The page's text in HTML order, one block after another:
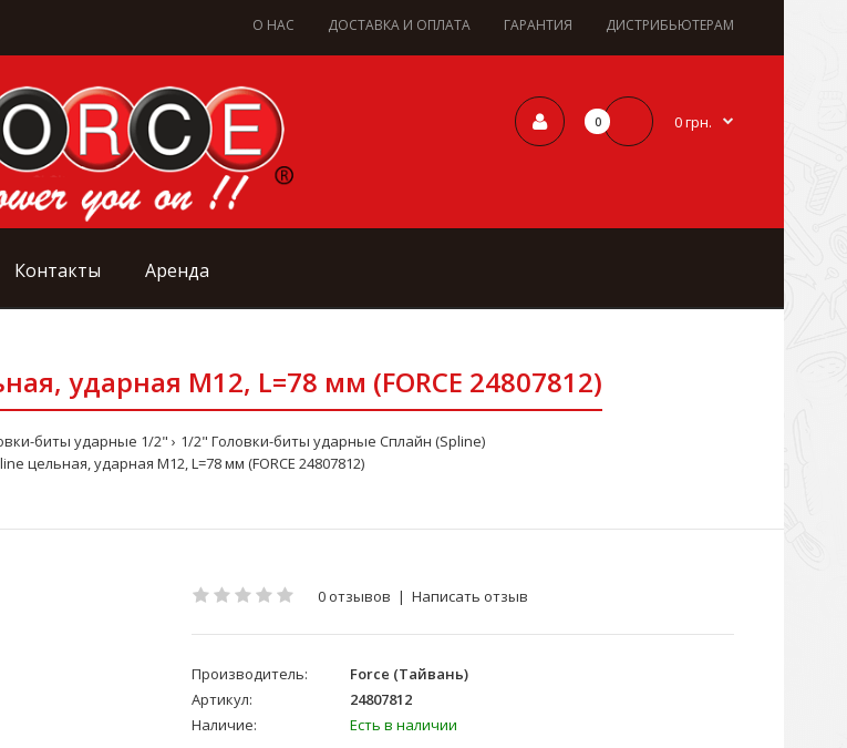
О НАС ДОСТАВКА И ОПЛАТА ГАРАНТИЯ ДИСТРИБЬЮТЕРАМ
0 0 грн.
Контакты Аренда
ударная М12, L=78 мм (FORCE 24807812)
биты ударные 1/2"
1/2" Головки-биты ударные Сплайн (Spline)
цельная, ударная М12, L=78 мм (FORCE 24807812)
0 отзывов | Написать отзыв
Производитель:
Force (Тайвань)
Артикул:
24807812
Наличие:
Есть в наличии